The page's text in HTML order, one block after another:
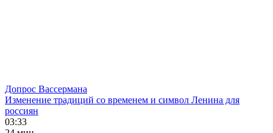
Допрос Вассермана
Изменение традиций со временем и символ Ленина для
россиян
03:33